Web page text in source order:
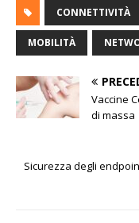
CONNETTIVITÀ
MOBILITÀ
Vaccine
di massa
Sicurezza degli